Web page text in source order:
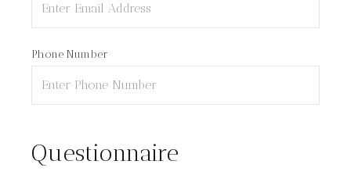
Phone Number
Questionnaire